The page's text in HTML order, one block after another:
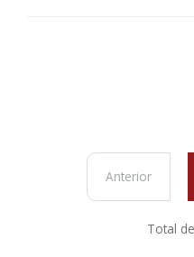
Anterior
Total